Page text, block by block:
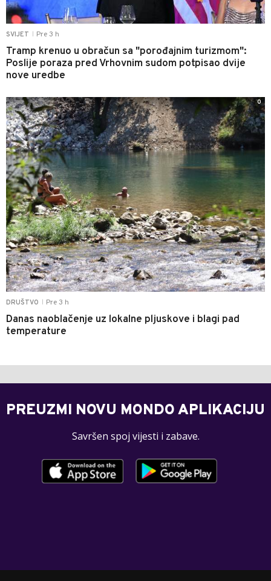
SVIJET Pre 3 h
Tramp krenuo u obračun sa "porođajnim turizmom":
Poslije poraza pred Vrhovnim sudom potpisao dvije
nove uredbe
DRUŠTVO Pre 3 h
Danas naoblačenje uz lokalne pljuskove i blagi pad
temperature
0
PREUZMI NOVU MONDO APLIKACIJU
Savršen spoj vijesti i zabave.